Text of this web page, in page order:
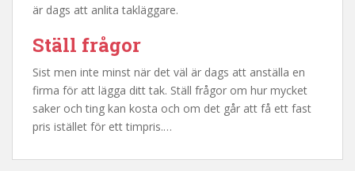
är dags att anlita takläggare.
Ställ frågor
Sist men inte minst när det väl är dags att anställa en
firma för att lägga ditt tak. Ställ frågor om hur mycket
saker och ting kan kosta och om det går att få ett fast
pris istället för ett timpris.…